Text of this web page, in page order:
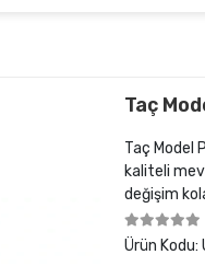
Taç
Taç Model
kaliteli
değişim
Ürün Kodu: